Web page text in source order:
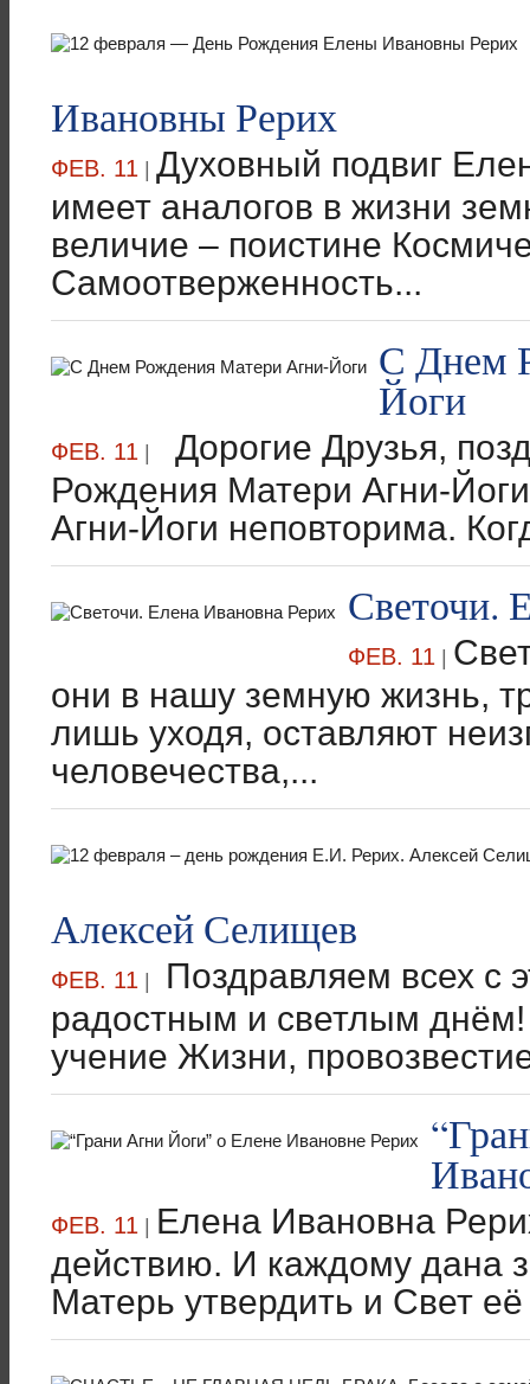
Ивановны Рерих
ФЕВ. 11 | Духовный подвиг
имеет аналогов в жизни
величие – поистине
Самоотверженность...
С Днем
Йоги
ФЕВ. 11 |
Дорогие Друзья,
Рождения Матери Агни-
Агни-Йоги неповторима.
Светочи.
ФЕВ. 11 |
они в нашу земную жизнь,
лишь уходя, оставляют
человечества,...
Алексей Селищев
ФЕВ. 11 |
Поздравляем всех с
радостным и светлым днём!
учение Жизни,
ФЕВ. 11 | Елена Ивановна
действию. И каждому дана
Матерь утвердить и Свет